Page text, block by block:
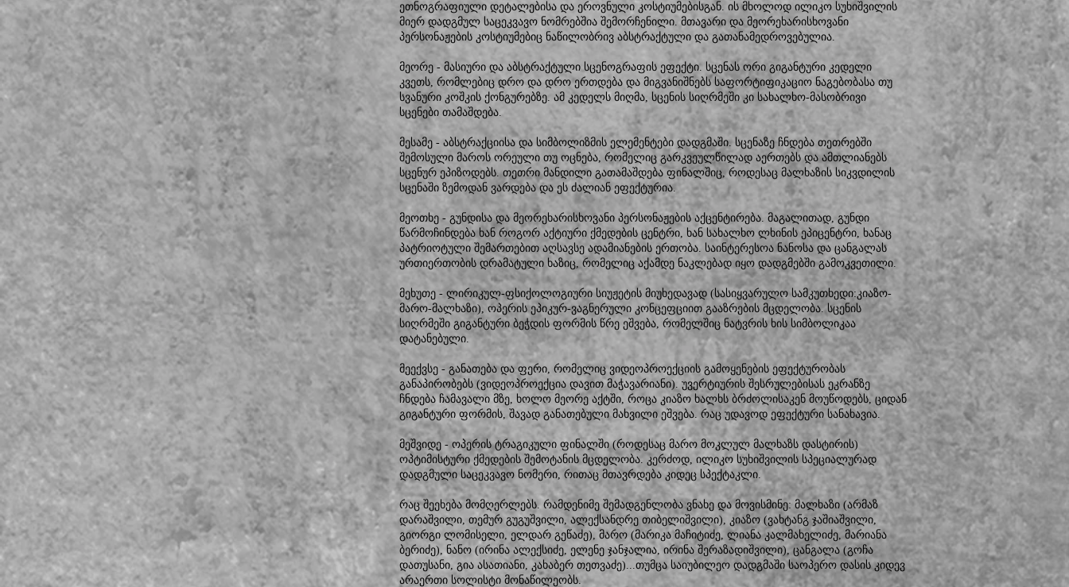
ეთნოგრაფიული დეტალებისა და ეროვნული კოსტიუმებისგან. ის მხოლოდ ილიკო სუხიშვილის
მიერ დადგმულ საცეკვავო ნომრებშია შემორჩენილი. მთავარი და მეორეხარისხოვანი
პერსონაჟების კოსტიუმებიც ნაწილობრივ აბსტრაქტული და გათანამედროვებულია.
მეორე - მასიური და აბსტრაქტული სცენოგრაფის ეფექტი. სცენას ორი გიგანტური კედელი
კვეთს, რომლებიც დრო და დრო ერთდება და მიგვანიშნებს საფორტიფიკაციო ნაგებობასა თუ
სვანური კოშკის ქონგურებზე. ამ კედელს მიღმა, სცენის სიღრმეში კი სახალხო-მასობრივი
სცენები თამაშდება.
მესამე - აბსტრაქციისა და სიმბოლიზმის ელემენტები დადგმაში. სცენაზე ჩნდება თეთრებში
შემოსული მაროს ორეული თუ ოცნება, რომელიც გარკვეულწილად აერთებს და ამთლიანებს
სცენურ ეპიზოდებს. თეთრი მანდილი გათამაშდება ფინალშიც, როდესაც მალხაზის სიკვდილის
სცენაში ზემოდან ვარდება და ეს ძალიან ეფექტურია.
მეოთხე - გუნდისა და მეორეხარისხოვანი პერსონაჟების აქცენტირება. მაგალითად, გუნდი
წარმოჩინდება ხან როგორ აქტიური ქმედების ცენტრი, ხან სახალხო ლხინის ეპიცენტრი, ხანაც
პატრიოტული შემართებით აღსავსე ადამიანების ერთობა. საინტერესოა ნანოსა და ცანგალას
ურთიერთობის დრამატული ხაზიც, რომელიც აქამდე ნაკლებად იყო დადგმებში გამოკვეთილი.
მეხუთე - ლირიკულ-ფსიქოლოგიური სიუჟეტის მიუხედავად (სასიყვარულო სამკუთხედი:კიაზო-
მარო-მალხაზი), ოპერის ეპიკურ-ვაგნერული კონცეფციით გააზრების მცდელობა. სცენის
სიღრმეში გიგანტური ბეჭდის ფორმის წრე ეშვება, რომელშიც ნატვრის ხის სიმბოლიკაა
დატანებული.
მეექვსე - განათება და ფერი, რომელიც ვიდეოპროექციის გამოყენების ეფექტურობას
განაპირობებს (ვიდეოპროექცია დავით მაჭავარიანი). უვერტიურის შესრულებისას ეკრანზე
ჩნდება ჩამავალი მზე, ხოლო მეორე აქტში, როცა კიაზო ხალხს ბრძოლისაკენ მოუწოდებს, ციდან
გიგანტური ფორმის, შავად განათებული მახვილი ეშვება. რაც უდავოდ ეფექტური სანახავია.
მეშვიდე - ოპერის ტრაგიკული ფინალში (როდესაც მარო მოკლულ მალხაზს დასტირის)
ოპტიმისტური ქმედების შემოტანის მცდელობა. კერძოდ, ილიკო სუხიშვილის სპეციალურად
დადგმული საცეკვავო ნომერი, რითაც მთავრდება კიდეც სპექტაკლი.
რაც შეეხება მომღერლებს. რამდენიმე შემადგენლობა ვნახე და მოვისმინე: მალხაზი (არმაზ
დარაშვილი, თემურ გუგუშვილი, ალექსანდრე თიბელიშვილი), კიაზო (ვახტანგ ჯაშიაშვილი,
გიორგი ლომისელი, ელდარ გეწაძე), მარო (მარიკა მაჩიტიძე, ლიანა კალმახელიძე, მარიანა
ბერიძე), ნანო (ირინა ალექსიძე, ელენე ჯანჯალია, ირინა შერაზადიშვილი), ცანგალა (გოჩა
დათუსანი, გია ასათიანი, კახაბერ თეთვაძე)...თუმცა საიუბილეო დადგმაში საოპერო დასის კიდევ
არაერთი სოლისტი მონაწილეობს.